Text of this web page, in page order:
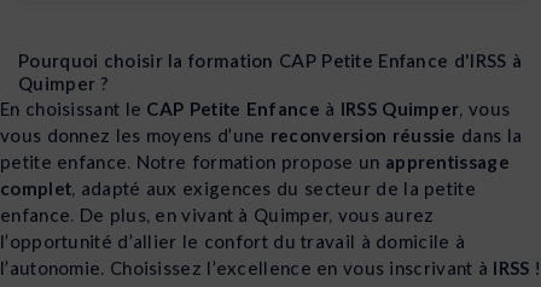
Pourquoi choisir la formation CAP Petite Enfance d'IRSS à
Quimper ?
En choisissant le CAP Petite Enfance à IRSS Quimper, vous
vous donnez les moyens d’une reconversion réussie dans la
petite enfance. Notre formation propose un apprentissage
complet, adapté aux exigences du secteur de la petite
enfance. De plus, en vivant à Quimper, vous aurez
l’opportunité d’allier le confort du travail à domicile à
l’autonomie. Choisissez l’excellence en vous inscrivant à IRSS !